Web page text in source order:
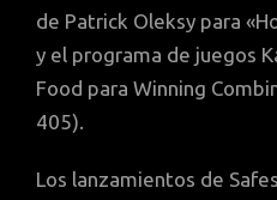
de Patrick Oleksy para
y el programa de juegos
Food para Winning
405).
Los lanzamientos de